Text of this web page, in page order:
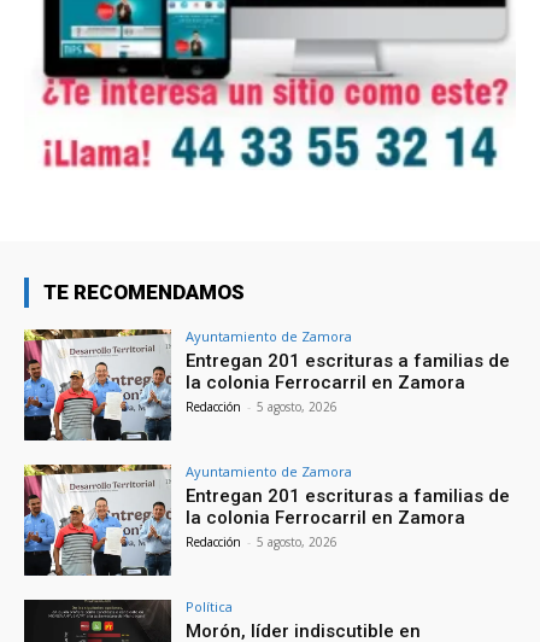
TE RECOMENDAMOS
Ayuntamiento de Zamora
Entregan 201 escrituras a familias de
la colonia Ferrocarril en Zamora
Redacción - 5 agosto, 2026
Ayuntamiento de Zamora
Entregan 201 escrituras a familias de
la colonia Ferrocarril en Zamora
Redacción - 5 agosto, 2026
Política
Morón, líder indiscutible en